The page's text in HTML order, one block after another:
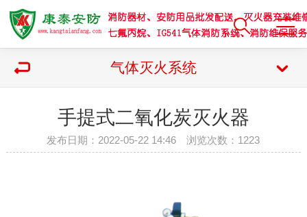
气体灭火系统
手提式二氧化炭灭火器
发布日期：2022-05-22 14:46 浏览次数： 1223